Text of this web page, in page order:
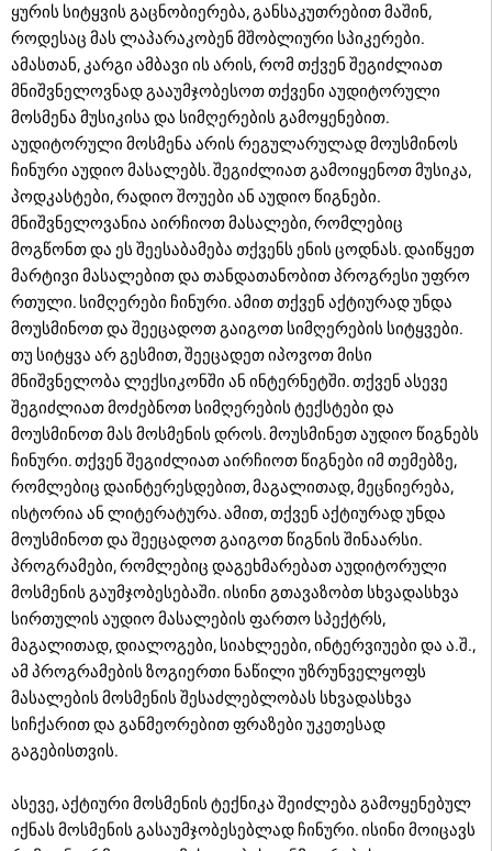
ყურის სიტყვის გაცნობიერება, განსაკუთრებით მაშინ,
როდესაც მას ლაპარაკობენ მშობლიური სპიკერები.
ამასთან, კარგი ამბავი ის არის, რომ თქვენ შეგიძლიათ
მნიშვნელოვნად გააუმჯობესოთ თქვენი აუდიტორული
მოსმენა მუსიკისა და სიმღერების გამოყენებით.
აუდიტორული მოსმენა არის რეგულარულად მოუსმინოს
ჩინური აუდიო მასალებს. შეგიძლიათ გამოიყენოთ მუსიკა,
პოდკასტები, რადიო შოუები ან აუდიო წიგნები.
მნიშვნელოვანია აირჩიოთ მასალები, რომლებიც
მოგწონთ და ეს შეესაბამება თქვენს ენის ცოდნას. დაიწყეთ
მარტივი მასალებით და თანდათანობით პროგრესი უფრო
რთული. სიმღერები ჩინური. ამით თქვენ აქტიურად უნდა
მოუსმინოთ და შეეცადოთ გაიგოთ სიმღერების სიტყვები.
თუ სიტყვა არ გესმით, შეეცადეთ იპოვოთ მისი
მნიშვნელობა ლექსიკონში ან ინტერნეტში. თქვენ ასევე
შეგიძლიათ მოძებნოთ სიმღერების ტექსტები და
მოუსმინოთ მას მოსმენის დროს. მოუსმინეთ აუდიო წიგნებს
ჩინური. თქვენ შეგიძლიათ აირჩიოთ წიგნები იმ თემებზე,
რომლებიც დაინტერესდებით, მაგალითად, მეცნიერება,
ისტორია ან ლიტერატურა. ამით, თქვენ აქტიურად უნდა
მოუსმინოთ და შეეცადოთ გაიგოთ წიგნის შინაარსი.
პროგრამები, რომლებიც დაგეხმარებათ აუდიტორული
მოსმენის გაუმჯობესებაში. ისინი გთავაზობთ სხვადასხვა
სირთულის აუდიო მასალების ფართო სპექტრს,
მაგალითად, დიალოგები, სიახლეები, ინტერვიუები და ა.შ.,
ამ პროგრამების ზოგიერთი ნაწილი უზრუნველყოფს
მასალების მოსმენის შესაძლებლობას სხვადასხვა
სიჩქარით და განმეორებით ფრაზები უკეთესად
გაგებისთვის.
ასევე, აქტიური მოსმენის ტექნიკა შეიძლება გამოყენებულ
იქნას მოსმენის გასაუმჯობესებლად ჩინური. ისინი მოიცავს